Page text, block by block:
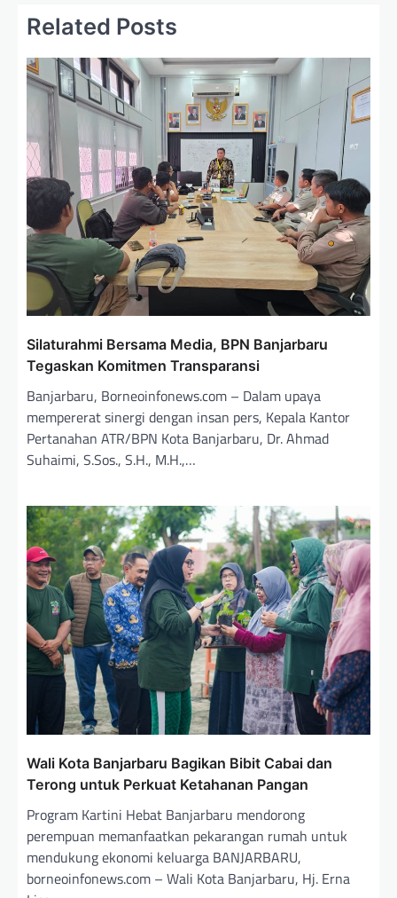
Related Posts
Silaturahmi Bersama Media, BPN Banjarbaru
Tegaskan Komitmen Transparansi
Banjarbaru, Borneoinfonews.com – Dalam upaya
mempererat sinergi dengan insan pers, Kepala Kantor
Pertanahan ATR/BPN Kota Banjarbaru, Dr. Ahmad
Suhaimi, S.Sos., S.H., M.H.,…
Wali Kota Banjarbaru Bagikan Bibit Cabai dan
Terong untuk Perkuat Ketahanan Pangan
Program Kartini Hebat Banjarbaru mendorong
perempuan memanfaatkan pekarangan rumah untuk
mendukung ekonomi keluarga BANJARBARU,
borneoinfonews.com – Wali Kota Banjarbaru, Hj. Erna